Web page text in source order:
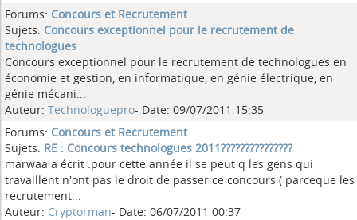
Forums: Concours et Recrutement
Sujets: Concours exceptionnel pour le recrutement de
technologues
Concours exceptionnel pour le recrutement de technologues en
économie et gestion, en informatique, en génie électrique, en
génie mécani...
Auteur: Technologuepro- Date: 09/07/2011 15:35
Forums: Concours et Recrutement
Sujets: RE : Concours technologues 2011???????????????
marwaa a écrit :pour cette année il se peut q les gens qui
travaillent n'ont pas le droit de passer ce concours ( parceque les
recrutement...
Auteur: Cryptorman- Date: 06/07/2011 00:37